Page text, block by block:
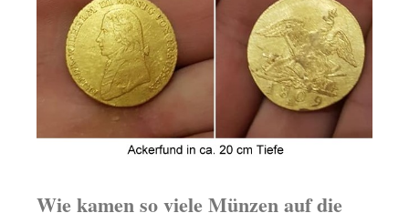
Wie kamen so viele Münzen auf die